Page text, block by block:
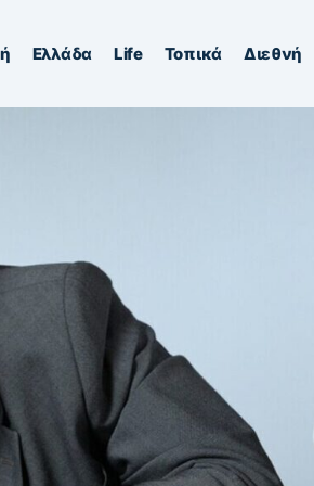
Ελλάδα Life Τοπικά Διεθνή